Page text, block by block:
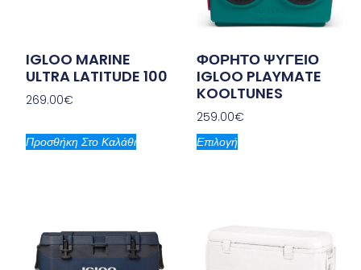
IGLOO MARINE
ULTRA LATITUDE 100
269.00€
Προσθήκη Στο Καλάθι
ΦΟΡΗΤΟ ΨΥΓΕΙΟ
IGLOO PLAYMATE
KOOLTUNES
259.00€
Επιλογή